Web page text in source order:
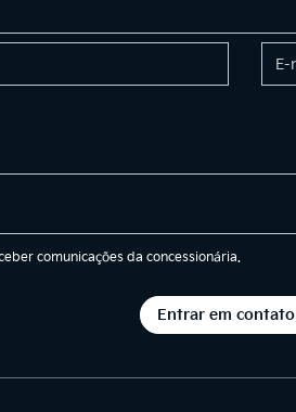
comunicações da concessionária.
Entrar em contato